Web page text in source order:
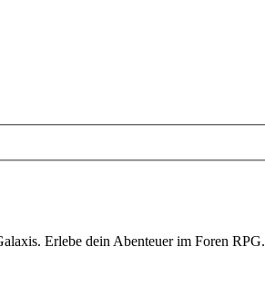
Erlebe dein Abenteuer im Foren RPG.